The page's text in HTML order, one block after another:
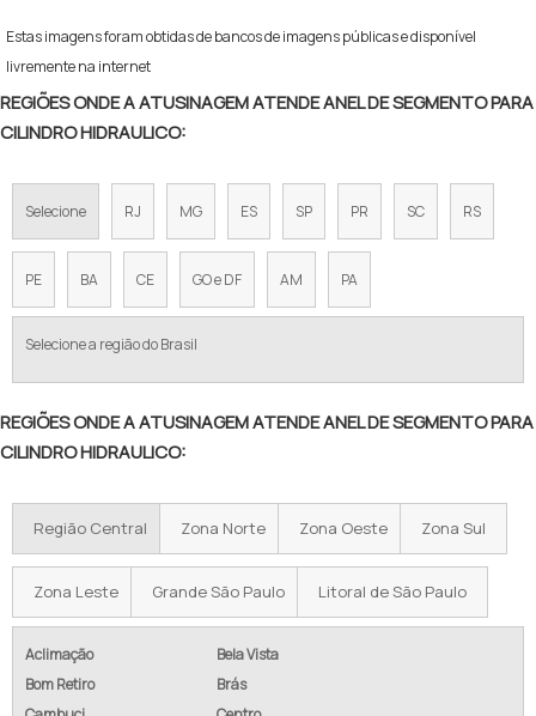
Estas imagens foram obtidas de bancos de imagens públicas e disponível
livremente na internet
REGIÕES ONDE A ATUSINAGEM ATENDE ANEL DE SEGMENTO PARA
CILINDRO HIDRAULICO:
Selecione RJ MG ES SP PR SC RS
PE BA CE GO e DF AM PA
Selecione a região do Brasil
REGIÕES ONDE A ATUSINAGEM ATENDE ANEL DE SEGMENTO PARA
CILINDRO HIDRAULICO:
Região Central Zona Norte Zona Oeste Zona Sul
Zona Leste Grande São Paulo Litoral de São Paulo
Aclimação
Bela Vista
Bom Retiro
Brás